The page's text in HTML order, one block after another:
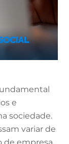
e
sociedade.
variar de